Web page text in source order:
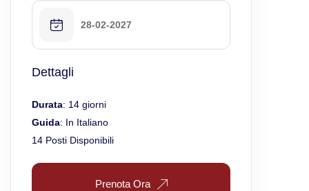
28-02-2027
Dettagli
Durata: 14 giorni
Guida: In Italiano
14 Posti Disponibili
Prenota Ora